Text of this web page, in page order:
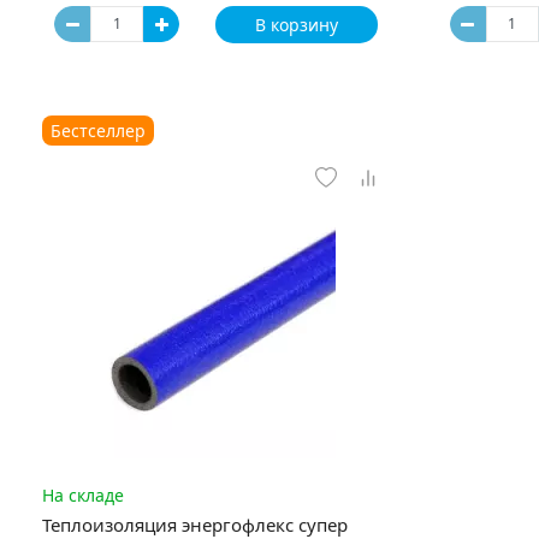
В корзину
Бестселлер
На складе
Теплоизоляция энергофлекс супер